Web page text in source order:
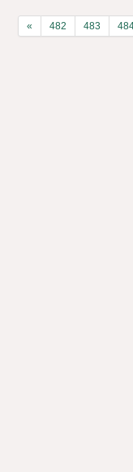
« 482 483